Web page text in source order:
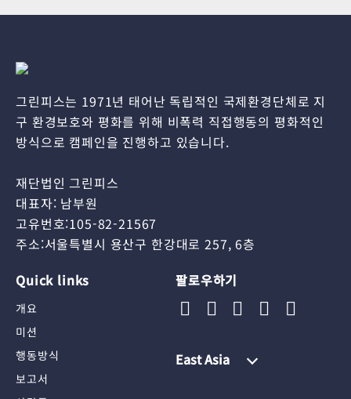
그린피스는 1971년 태어난 독립적인 국제환경단체로 지
구 환경보호와 평화를 위해 비폭력 직접행동의 평화적인
방식으로 캠페인을 진행하고 있습니다.
재단법인 그린피스
대표자: 남부원
고유번호:105-82-21567
주소:서울특별시 용산구 한강대로 257, 6층
Quick links
개요
미션
행동방식
보고서
팔로우하기
East Asia